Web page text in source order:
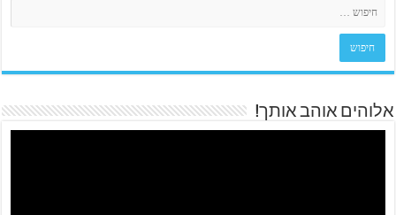
אלוהים אוהב אותך!